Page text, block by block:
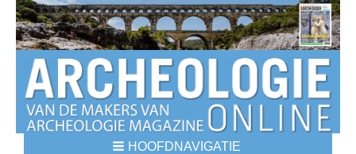
HOOFDNAVIGATIE